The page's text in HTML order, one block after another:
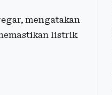
mengatakan
listrik